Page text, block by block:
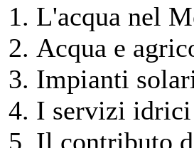
L'acqua nel
Acqua e
Impianti
I servizi idrici
Il contributo